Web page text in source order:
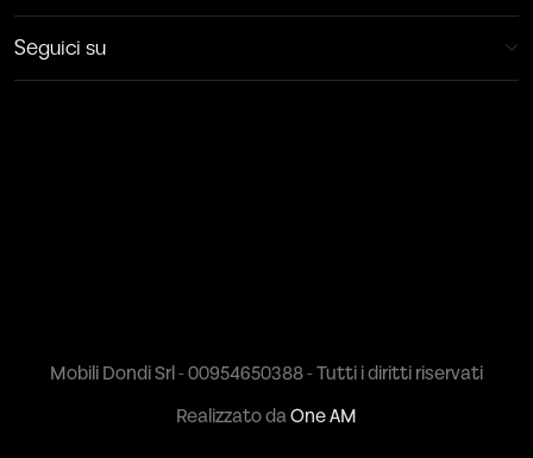
Seguici su
Mobili Dondi Srl - 00954650388 - Tutti i diritti riservati
Realizzato daOne AM